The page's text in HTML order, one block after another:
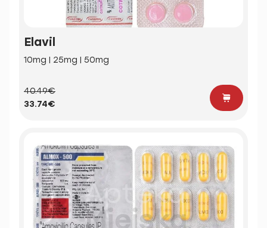
Elavil
10mg | 25mg | 50mg
40.49€
33.74€